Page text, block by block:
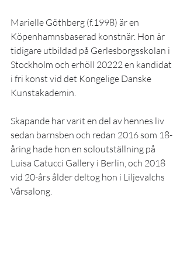
Marielle Göthberg (f.1998) är en
Köpenhamnsbaserad konstnär. Hon är
tidigare utbildad på Gerlesborgsskolan i
Stockholm och erhöll 20222 en kandidat
i fri konst vid det Kongelige Danske
Kunstakademin.
Skapande har varit en del av hennes liv
sedan barnsben och redan 2016 som 18-
åring hade hon en soloutställning på
Luisa Catucci Gallery i Berlin, och 2018
vid 20-års ålder deltog hon i Liljevalchs
Vårsalong.